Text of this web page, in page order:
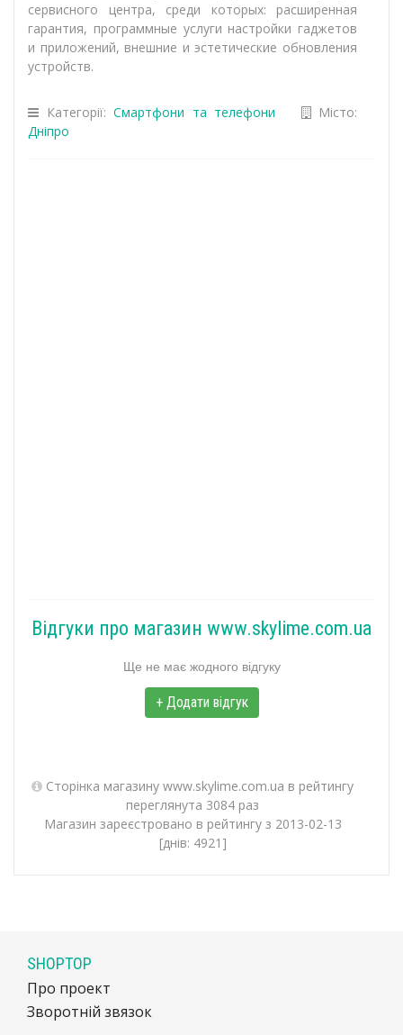
сервисного центра, среди которых: расширенная
гарантия, программные услуги настройки гаджетов
и приложений, внешние и эстетические обновления
устройств.
Категорії: Смартфони та телефони
Місто:
Дніпро
Відгуки про магазин www.skylime.com.ua
Ще не має жодного відгуку
+ Додати відгук
Сторінка магазину www.skylime.com.ua в рейтингу
переглянута 3084 раз
Магазин зареєстровано в рейтингу з 2013-02-13
[днів: 4921]
SHOPTOP
Про проект
Зворотній звязок